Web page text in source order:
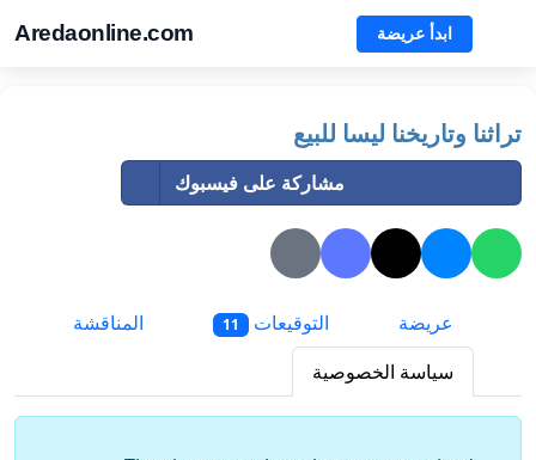
Aredaonline.com ابدأ عريضة
تراثنا وتاريخنا ليسا للبيع
مشاركة على فيسبوك
عريضة التوقيعات 11
المناقشة
سياسة الخصوصية